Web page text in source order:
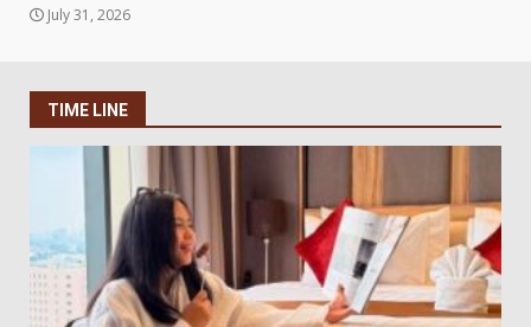
July 31, 2026
TIME LINE